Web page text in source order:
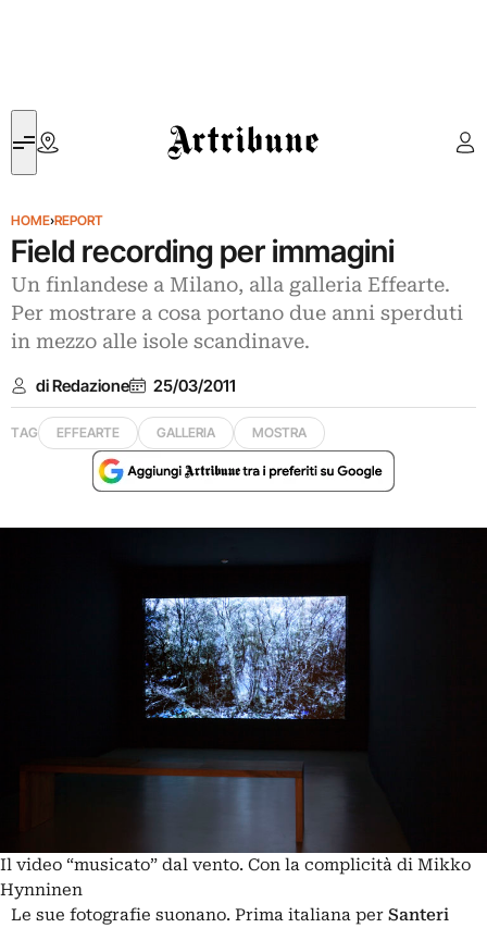
Artribune
HOME›REPORT
Field recording per immagini
Un finlandese a Milano, alla galleria Effearte.
Per mostrare a cosa portano due anni sperduti
in mezzo alle isole scandinave.
di Redazione 25/03/2011
TAG EFFEARTE GALLERIA MOSTRA
Il video “musicato” dal vento. Con la complicità di Mikko
Hynninen
Le sue fotografie suonano. Prima italiana per Santeri